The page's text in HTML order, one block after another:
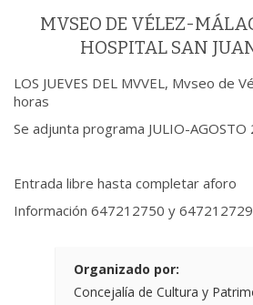
MVSEO DE VÉLEZ-
HOSPITAL SAN
LOS JUEVES DEL MVVEL, Mvseo de
horas
Se adjunta programa JULIO-AGOSTO
Entrada libre hasta completar aforo
Información 647212750 y 647212729
Organizado por:
Concejalía de Cultura y